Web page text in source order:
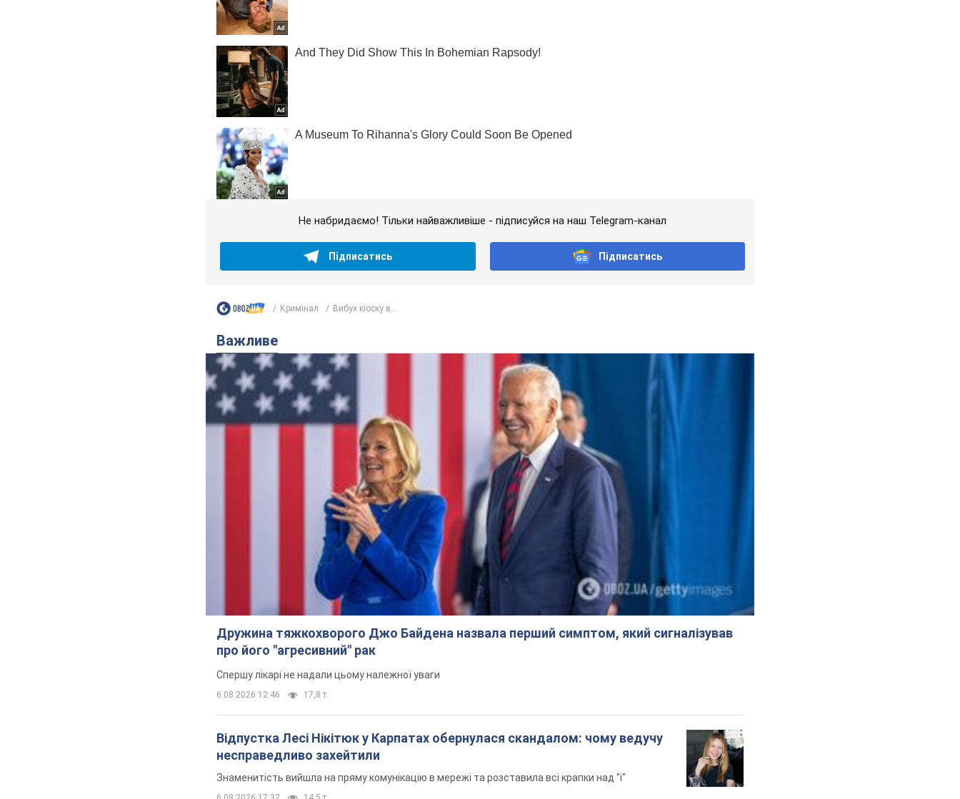
Не набридаємо! Тільки найважливіше - підписуйся на наш Telegram-канал
Підписатись Підписатись
Кримінал Вибух кіоску в...
Важливе
Дружина тяжкохворого Джо Байдена назвала перший симптом, який сигналізував
про його "агресивний" рак
Спершу лікарі не надали цьому належної уваги
6.08.2026 12:46 17,8 т.
Відпустка Лесі Нікітюк у Карпатах обернулася скандалом: чому ведучу
несправедливо захейтили
Знаменитість вийшла на пряму комунікацію в мережі та розставила всі крапки над "і"